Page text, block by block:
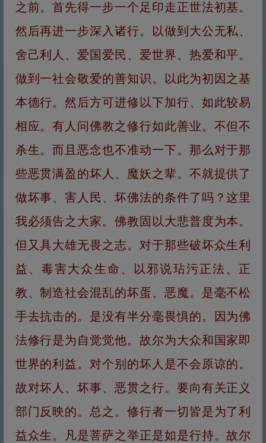
之前。首先得一步一个足印走正世法初基。
然后再进一步深入诸行。以做到大公无私、
舍己利人、爱国爱民、爱世界、热爱和平。
做到一社会敬爱的善知识。以此为初因之基
本德行。然后方可进修以下加行、如此较易
相应。有人问佛教之修行如此善业。不但不
杀生。而且恶念也不准动一下。那么对于那
些恶贯满盈的坏人、魔妖之辈。不就提供了
做坏事、害人民、坏佛法的条件了吗？这里
我必须告之大家。佛教固以大悲普度为本。
但又具大雄无畏之志。对于那些破坏众生利
益、毒害大众生命、以邪说玷污正法、正
教、制造社会混乱的坏蛋、恶魔。是毫不松
手去抗击的。是没有半分毫畏惧的。因为佛
法修行是为自觉觉他。故尔为大众和国家即
世界的利益。对个别的坏人是不会原谅的。
故对坏人、坏事、恶贯之行。要向有关正义
部门反映的。总之。修行者一切皆是为了利
益众生。凡是菩萨之举正是如是行持。故尔